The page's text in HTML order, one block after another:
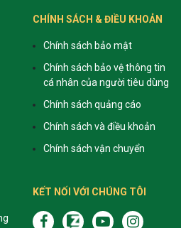
CHÍNH SÁCH & ĐIỀU KHOẢN
Chính sách bảo mật
Chính sách bảo vệ thông tin
cá nhân của người tiêu dùng
Chính sách quảng cáo
Chính sách và điều khoản
Chính sách vận chuyển
KẾT NỐI VỚI CHÚNG TÔI